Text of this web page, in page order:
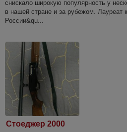
снискало широкую популярность у
в нашей стране и за рубежом. Лауреат
России&qu...
Стоеджер 2000